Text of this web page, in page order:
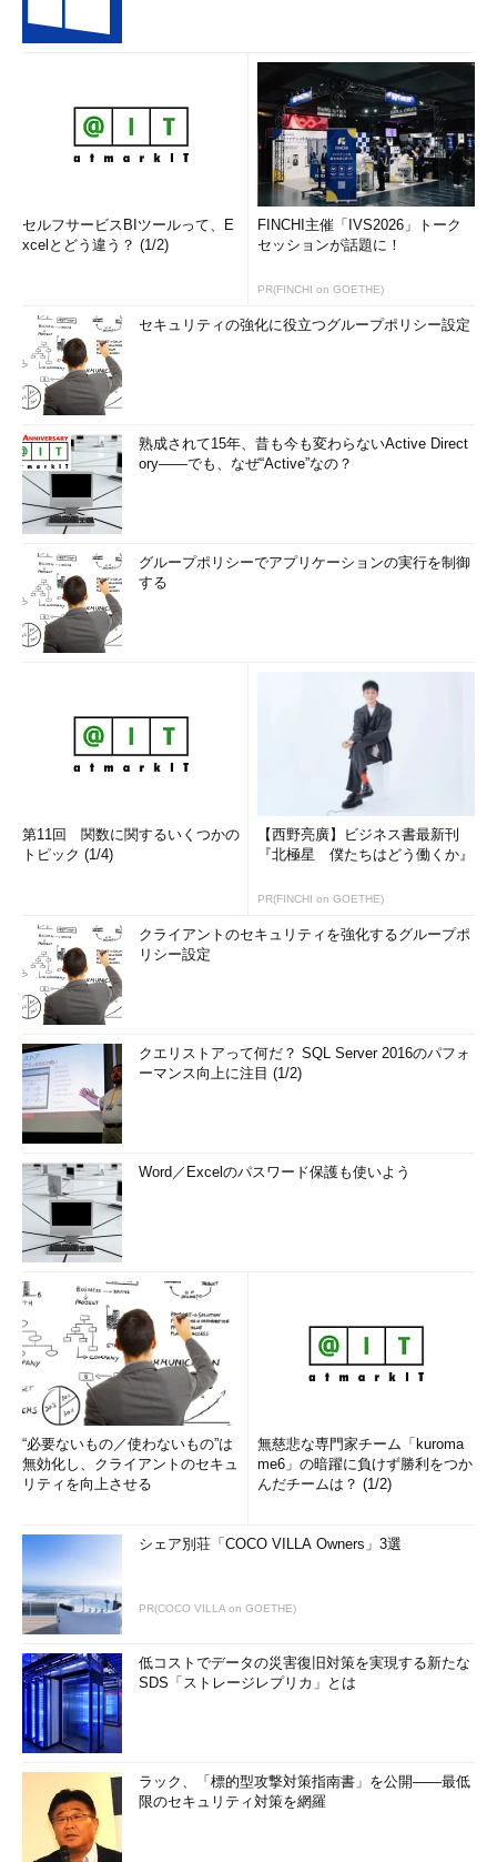
（コマンドの出力をシステムログに記録する）
（コマンドの出力をシステムログに記録、記録内容を標準エラ
ー出力にも表示する）
画面2 コマンドの出力をシステムログに追記したところ
目次に戻る
出力先を変更する
力先を変更できます（
画面3）。優先度を指定するには「分類.重
要度」とします。デフォルトは「user.notice」です。
分類にはauth、authpriv（機密に関わる種類のセキュリティ情
報）、cron、daemon、ftp、kern、lpr、mail、news、syslog、
user、uucp、local0～local7などがあります（※6）。
重要度には深刻な順に、emerg（システムが使用不能）、
alert（直ちに対処が必要）、crit（致命的）、err（エラー）、
warning（警告）、notice（通常の状態だが大切な情報）、
info（通知）、debug（デバッグ）などがあります（※7）。
あるものの、非推奨となっている。
※7 この他、errと同義のerror、emerg
と同義のpanic、warningと同義の
出力先は、syslogやrsyslogの設定ファイル
（「/etc/rsyslog.conf」「/etc/rsyslog.d/」など）の設定に従い
ます。
例えば、CentOS 7の場合、重要度が「emerg」のものは、ユ
れ専用のログにメッセージを残すように設定されているかもしれ
ません（※8）。
「/var/log/messages」に保存される
ように保存されない。「user.debug」
あるいは「*.debug」を出力する設定
が必要だ。テストを進める場合は
「/var/log/messages」とは異なるフ
ァイルを使用するとよい。
logger -p user.notice メッセージ
（標準の分類、重要度でメッセージを残す）
logger -p user.debug メッセージ
（重要度が低い「debug」でメッセージを残す）
セルフサービスBIツールって、E
xcelとどう違う？ (1/2)
FINCHI主催「IVS2026」トーク
セッションが話題に！
PR(FINCHI on GOETHE)
セキュリティの強化に役立つグループポリシー設定
熟成されて15年、昔も今も変わらないActive Direct
ory――でも、なぜ“Active”なの？
グループポリシーでアプリケーションの実行を制御
する
第11回 関数に関するいくつかの
トピック (1/4)
【西野亮廣】ビジネス書最新刊
『北極星 僕たちはどう働くか』
PR(FINCHI on GOETHE)
クライアントのセキュリティを強化するグループポ
リシー設定
クエリストアって何だ？ SQL Server 2016のパフォ
ーマンス向上に注目 (1/2)
Word／Excelのパスワード保護も使いよう
“必要ないもの／使わないもの”は
無効化し、クライアントのセキュ
リティを向上させる
無慈悲な専門家チーム「kuroma
me6」の暗躍に負けず勝利をつか
んだチームは？ (1/2)
シェア別荘「COCO VILLA Owners」3選
PR(COCO VILLA on GOETHE)
低コストでデータの災害復旧対策を実現する新たな
SDS「ストレージレプリカ」とは
ラック、「標的型攻撃対策指南書」を公開――最低
限のセキュリティ対策を網羅